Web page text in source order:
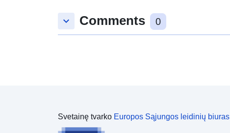
keyboard_arrow_down Comments 0
Svetainę tvarko Europos Sąjungos leidinių biuras